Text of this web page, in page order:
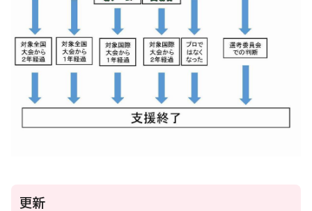
更新